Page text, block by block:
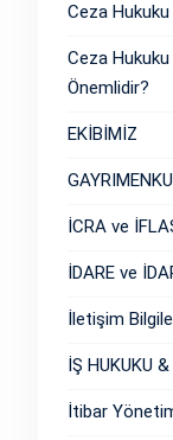
Ceza Hukuku
Ceza Hukuku
Önemlidir?
EKİBİMİZ
İCRA ve
İDARE ve
İletişim
İŞ HUKUKU
İtibar